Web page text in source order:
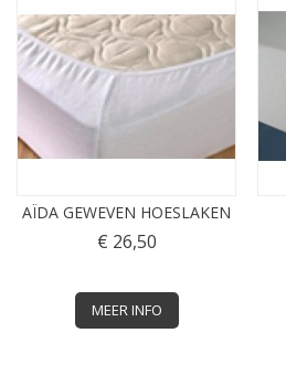
AÏDA GEWEVEN HOESLAKEN
€ 26,50
MEER INFO